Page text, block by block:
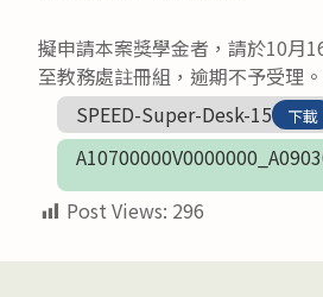
擬申請本案獎學金者，請於10月
至教務處註冊組，逾期不予受理。
SPEED-Super-Desk-15
下載
Post Views: 296